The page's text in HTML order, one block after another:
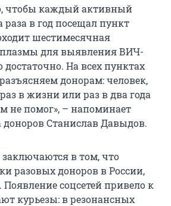
чтобы каждый активный
раза в год посещал пункт
шестимесячная
для выявления ВИЧ-
На всех пунктах
донорам: человек,
в жизни или раз в два года
не помог», – напоминает
доноров Станислав Давыдов.
в том, что
разовых доноров в России,
Появление соцсетей привело к
курьезы: в резонансных